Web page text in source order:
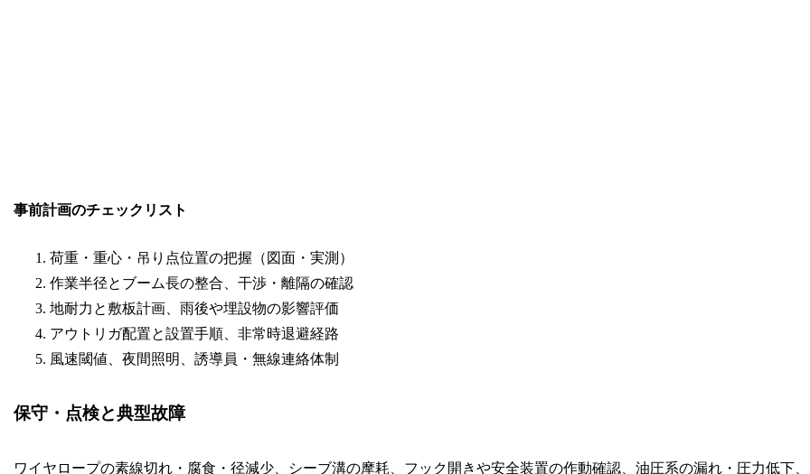
事前計画のチェックリスト
荷重・重心・吊り点位置の把握（図面・実測）
作業半径とブーム長の整合、干渉・離隔の確認
地耐力と敷板計画、雨後や埋設物の影響評価
アウトリガ配置と設置手順、非常時退避経路
風速閾値、夜間照明、誘導員・無線連絡体制
保守・点検と典型故障
ワイヤロープの素線切れ・腐食・径減少、シーブ溝の摩耗、フック開きや安全装置の作動確認、油圧系の漏れ・圧力低下、